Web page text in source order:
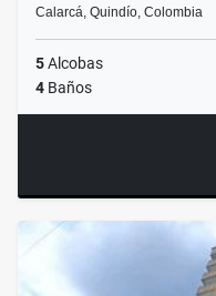
Calarcá, Quindío, Colombia
5Alcobas
4 Baños